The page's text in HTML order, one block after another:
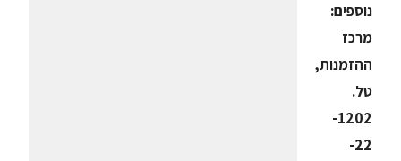
נוספים:
מרכז
ההזמנות,
טל.
1202-
22-